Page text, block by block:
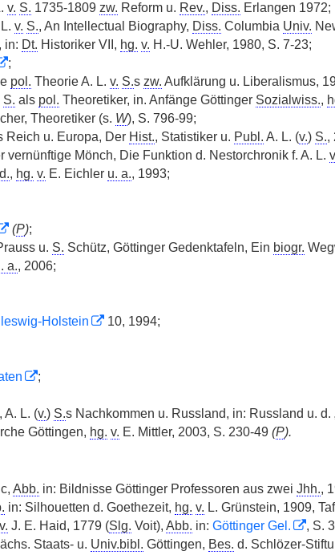
v. S. 1735-1809 zw. Reform u. Rev., Diss. Erlangen 1972;
v. S., An Intellectual Biography, Diss. Columbia Univ.
in: Dt. Historiker VII, hg. v. H.-U. Wehler, 1980, S. 7-23;
;
pol. Theorie A. L. v. S.s zw. Aufklärung u. Liberalismus,
S. als pol. Theoretiker, in. Anfänge Göttinger Sozialwiss.,
Theoretiker (s. W), S. 796-99;
Reich u. Europa, Der Hist., Statistiker u. Publ. A. L. (v.) S.,
vernünftige Mönch, Die Funktion d. Nestorchronik f. A. L.
, hg. v. E. Eichler u. a., 1993;
(P);
u. S. Schütz, Göttinger Gedenktafeln, Ein biogr.
a., 2006;
Holstein
10, 1994;
;
A. L. (v.) S.s Nachkommen u. Russland, in: Russland u. d.
Göttingen, hg. v. E. Mittler, 2003, S. 230-49 (P).
Abb. in: Bildnisse Göttinger Professoren aus zwei Jhh.,
in: Silhouetten d. Goethezeit, hg. v. L. Grünstein, 1909,
v. J. E. Haid, 1779 (Slg. Voit), Abb. in: Göttinger Gel.
, S.
Staats- u. Univ.bibl. Göttingen, Bes. d. Schlözer-